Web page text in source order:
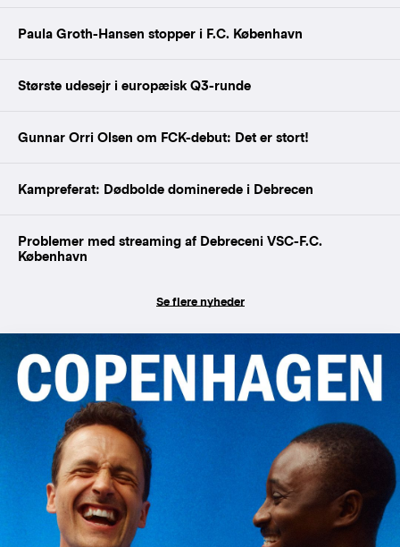
Paula Groth-Hansen stopper i F.C. København
Største udesejr i europæisk Q3-runde
Gunnar Orri Olsen om FCK-debut: Det er stort!
Kampreferat: Dødbolde dominerede i Debrecen
Problemer med streaming af Debreceni VSC-F.C.
København
Se flere nyheder